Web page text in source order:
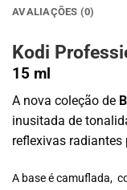
AVALIAÇÕES (0)
Kodi
15 ml
A nova coleção de
inusitada de
reflexivas
A base é camuflada,